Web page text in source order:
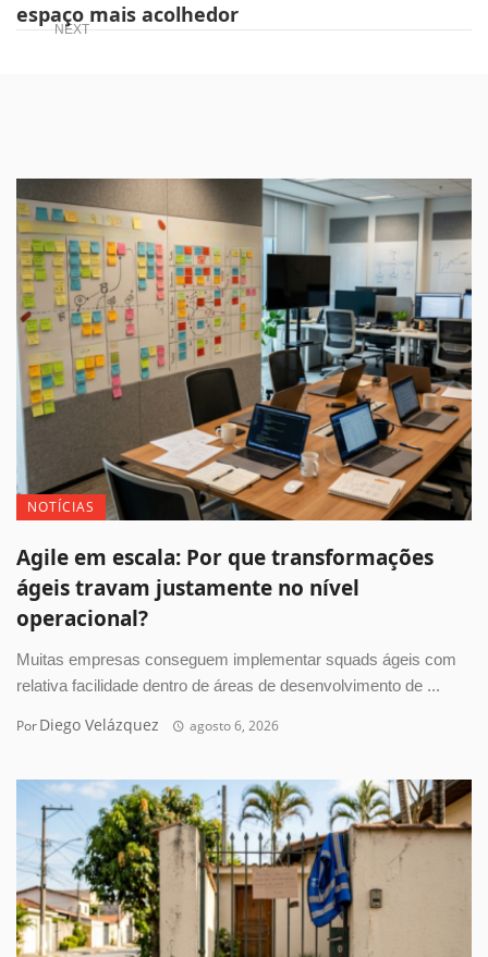
NEXT
espaço mais acolhedor
NOTÍCIAS
Agile em escala: Por que transformações
ágeis travam justamente no nível
operacional?
Muitas empresas conseguem implementar squads ágeis com
relativa facilidade dentro de áreas de desenvolvimento de ...
PorDiego Velázquez agosto 6, 2026